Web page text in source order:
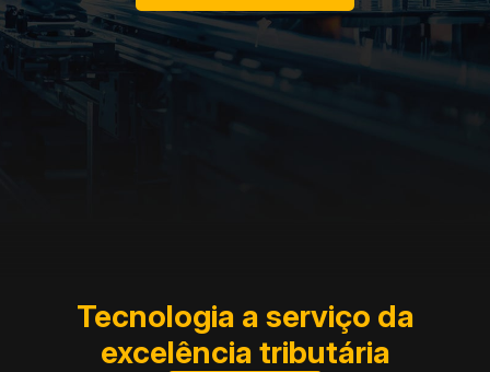
Tecnologia a serviço da
excelência tributária